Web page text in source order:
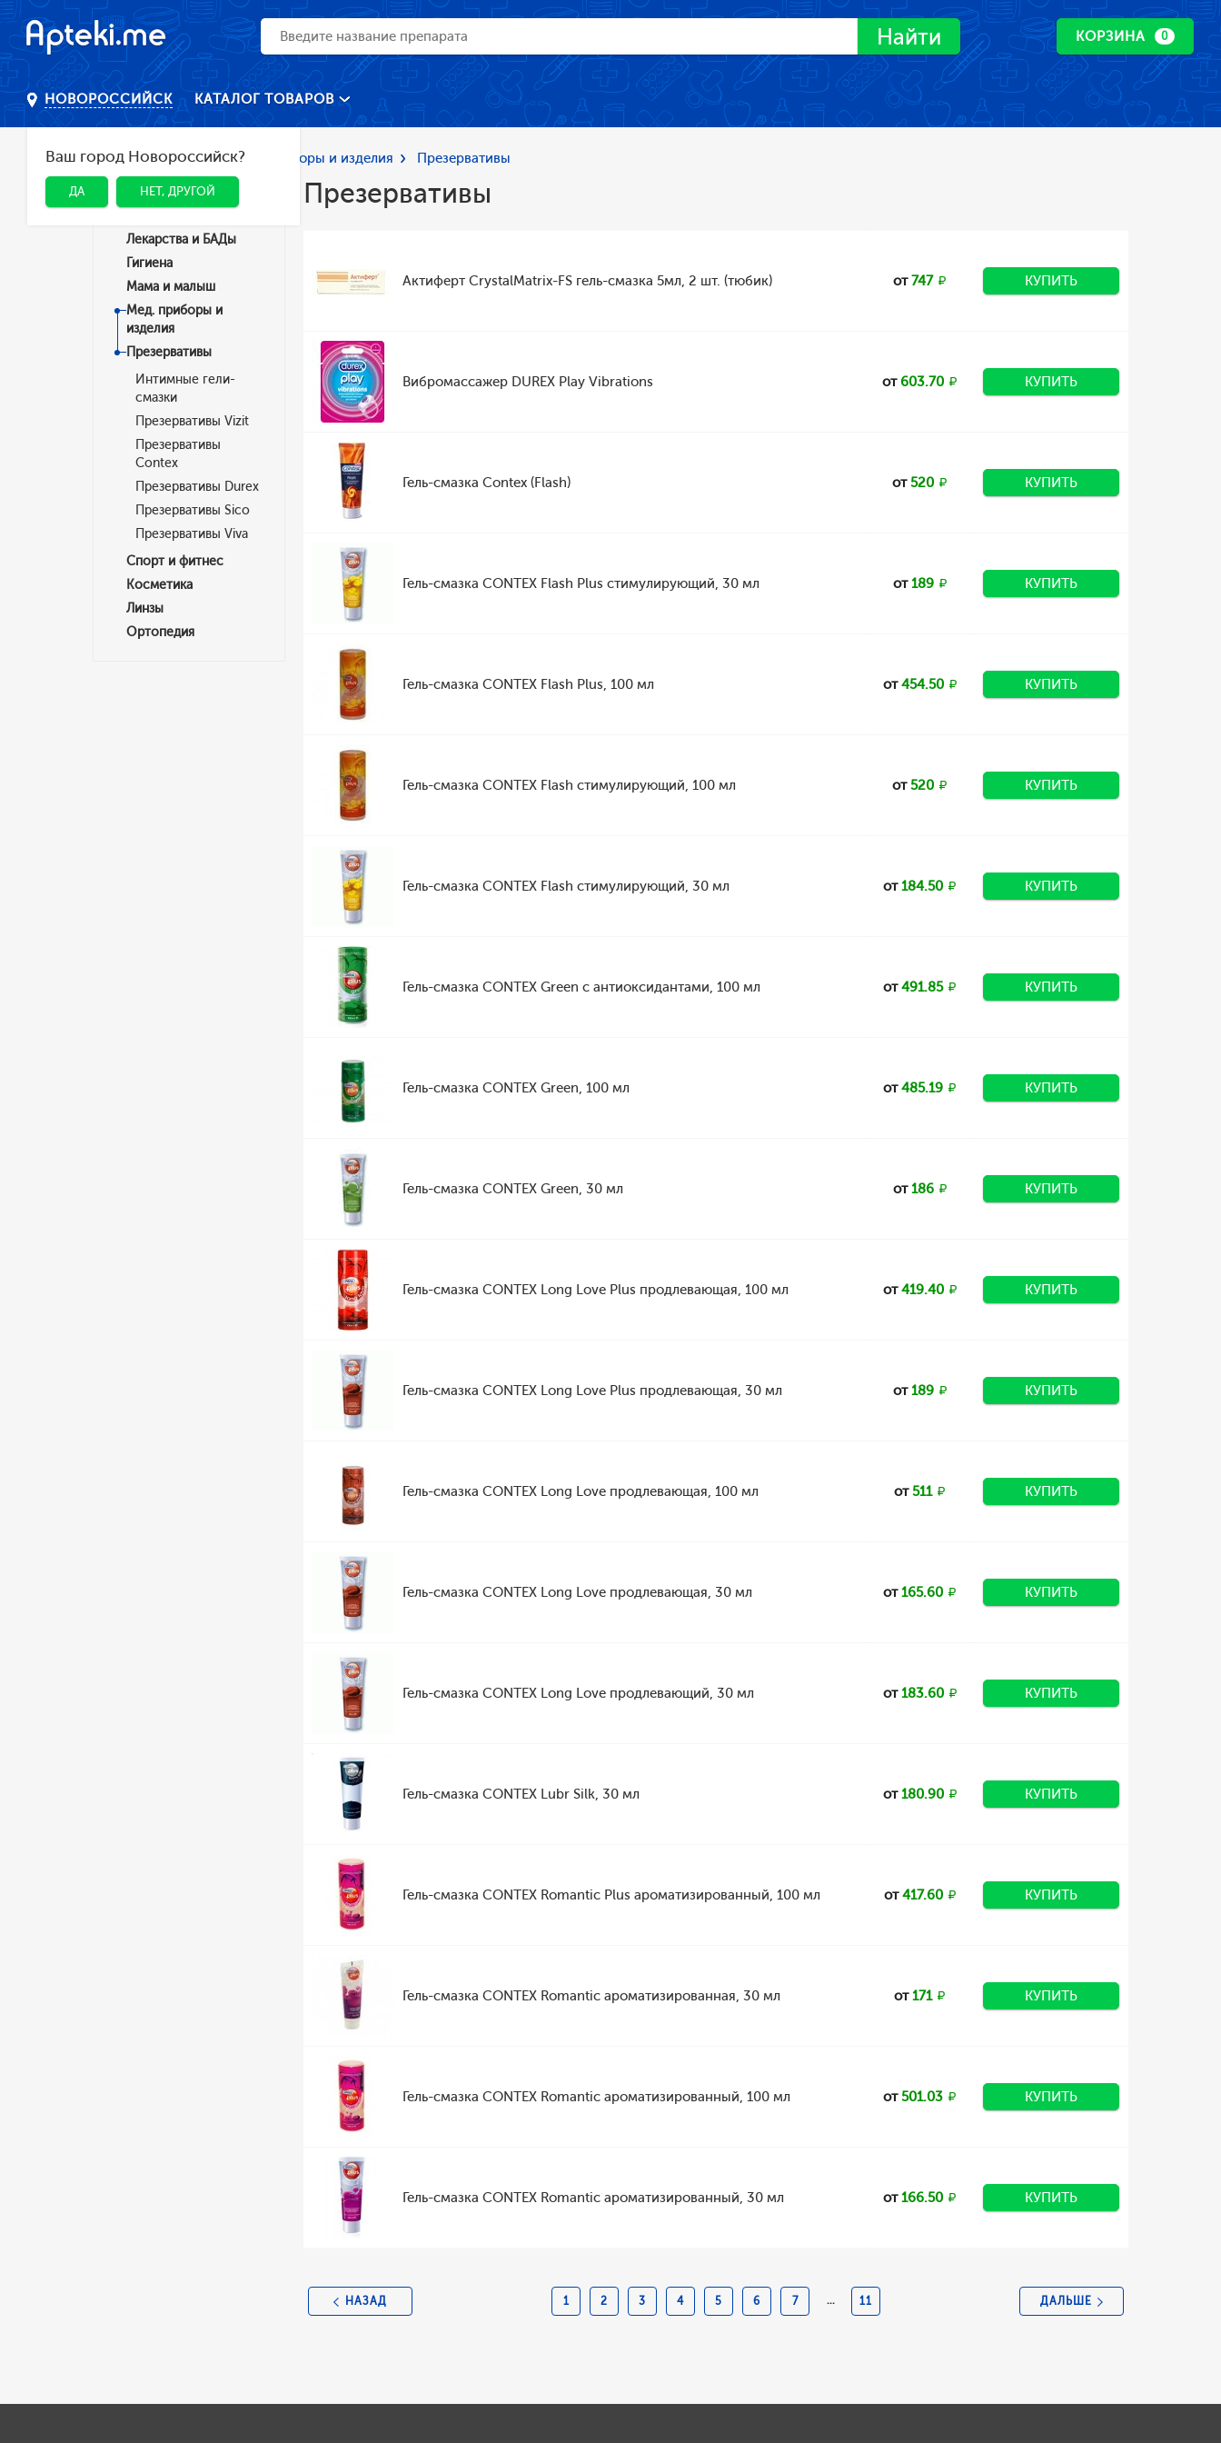
Найти КОРЗИНА 0
НОВОРОССИЙСК
Ваш город Новороссийск?
ДА НЕТ, ДРУГОЙ
КАТАЛОГ ТОВАРОВ
Главная Каталог Мед. приборы и изделия Презервативы
Категории
Лекарства и БАДы
Гигиена
Мама и малыш
Мед. приборы и
изделия
Презервативы
Интимные гели-
смазки
Презервативы Vizit
Презервативы
Contex
Презервативы Durex
Презервативы Sico
Презервативы Viva
Спорт и фитнес
Косметика
Линзы
Ортопедия
Презервативы
Актиферт CrystalMatrix-FS гель-смазка 5мл, 2 шт. (тюбик) от747 КУПИТЬ
Вибромассажер DUREX Play Vibrations от603.70 КУПИТЬ
Гель-смазка Contex (Flash) от520 КУПИТЬ
Гель-смазка CONTEX Flash Plus стимулирующий, 30 мл от189 КУПИТЬ
Гель-смазка CONTEX Flash Plus, 100 мл от454.50 КУПИТЬ
Гель-смазка CONTEX Flash стимулирующий, 100 мл от520 КУПИТЬ
Гель-смазка CONTEX Flash стимулирующий, 30 мл от184.50 КУПИТЬ
Гель-смазка CONTEX Green с антиоксидантами, 100 мл от491.85 КУПИТЬ
Гель-смазка CONTEX Green, 100 мл от485.19 КУПИТЬ
Гель-смазка CONTEX Green, 30 мл от186 КУПИТЬ
Гель-смазка CONTEX Long Love Plus продлевающая, 100 мл от419.40 КУПИТЬ
Гель-смазка CONTEX Long Love Plus продлевающая, 30 мл от189 КУПИТЬ
Гель-смазка CONTEX Long Love продлевающая, 100 мл от511 КУПИТЬ
Гель-смазка CONTEX Long Love продлевающая, 30 мл от165.60 КУПИТЬ
Гель-смазка CONTEX Long Love продлевающий, 30 мл от183.60 КУПИТЬ
Гель-смазка CONTEX Lubr Silk, 30 мл от180.90 КУПИТЬ
Гель-смазка CONTEX Romantic Plus ароматизированный, 100 мл от417.60 КУПИТЬ
Гель-смазка CONTEX Romantic ароматизированная, 30 мл от171 КУПИТЬ
Гель-смазка CONTEX Romantic ароматизированный, 100 мл от501.03 КУПИТЬ
Гель-смазка CONTEX Romantic ароматизированный, 30 мл от166.50 КУПИТЬ
НАЗАД 1 2 3 4 5 6 7 ... 11 ДАЛЬШЕ